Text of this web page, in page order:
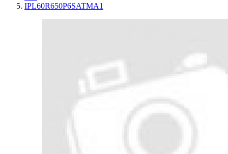
IPL60R650P6SATMA1